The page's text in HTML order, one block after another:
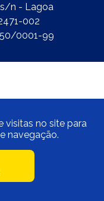
s/n - Lagoa
002
0001-99
visitas no site para
navegação.